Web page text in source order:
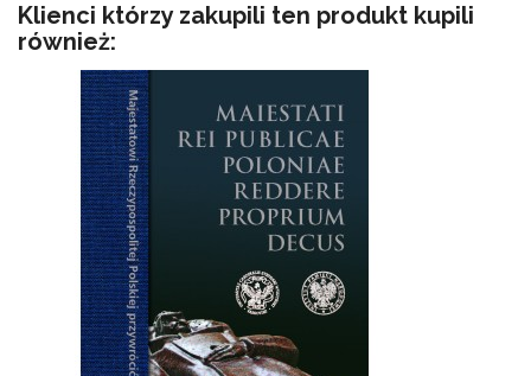
Klienci którzy zakupili ten produkt kupili
również: